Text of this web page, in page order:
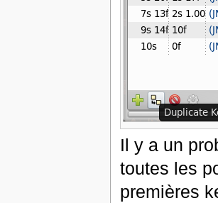
Il y a un
toutes les
premières